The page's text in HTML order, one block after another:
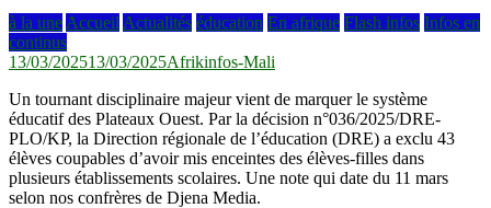
à la une Accueil Actualités éducation En afrique Flash infos Infos en
continus
13/03/202513/03/2025Afrikinfos-Mali
Un tournant disciplinaire majeur vient de marquer le système
éducatif des Plateaux Ouest. Par la décision n°036/2025/DRE-
PLO/KP, la Direction régionale de l’éducation (DRE) a exclu 43
élèves coupables d’avoir mis enceintes des élèves-filles dans
plusieurs établissements scolaires. Une note qui date du 11 mars
selon nos confrères de Djena Media.